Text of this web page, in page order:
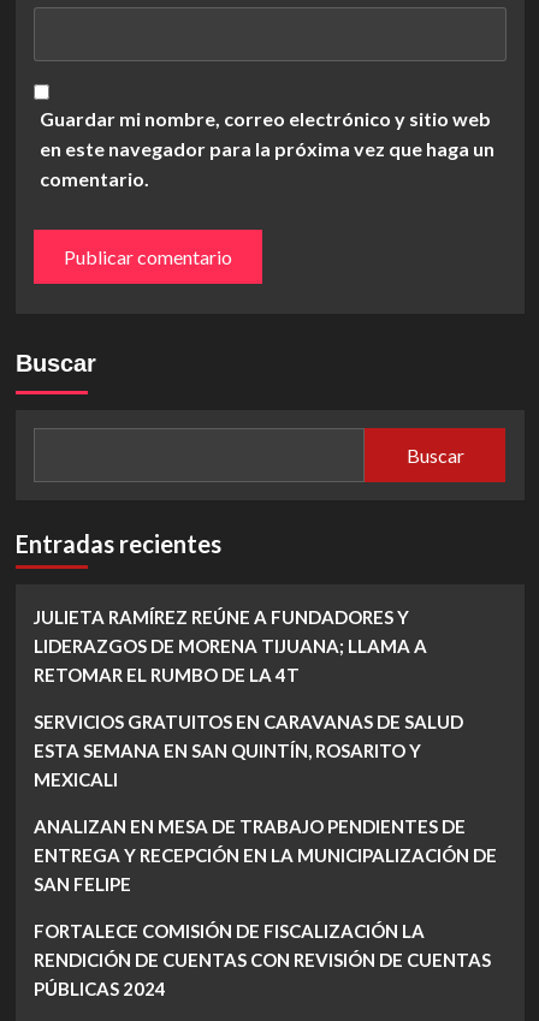
Guardar mi nombre, correo electrónico y sitio web
en este navegador para la próxima vez que haga un
comentario.
Buscar
Buscar
Entradas recientes
JULIETA RAMÍREZ REÚNE A FUNDADORES Y
LIDERAZGOS DE MORENA TIJUANA; LLAMA A
RETOMAR EL RUMBO DE LA 4T
SERVICIOS GRATUITOS EN CARAVANAS DE SALUD
ESTA SEMANA EN SAN QUINTÍN, ROSARITO Y
MEXICALI
ANALIZAN EN MESA DE TRABAJO PENDIENTES DE
ENTREGA Y RECEPCIÓN EN LA MUNICIPALIZACIÓN DE
SAN FELIPE
FORTALECE COMISIÓN DE FISCALIZACIÓN LA
RENDICIÓN DE CUENTAS CON REVISIÓN DE CUENTAS
PÚBLICAS 2024